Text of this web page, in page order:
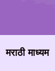
मराठी माध्यम